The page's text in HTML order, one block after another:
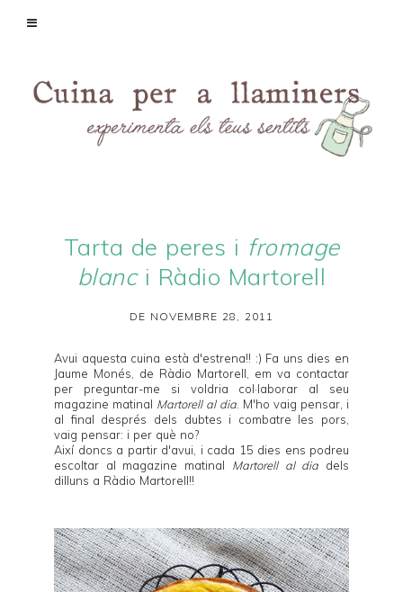
Tarta de peres i fromage
blanci Ràdio Martorell
DE NOVEMBRE 28, 2011
Avui aquesta cuina està d'estrena!! :) Fa uns dies en
Jaume Monés, de Ràdio Martorell, em va contactar
per preguntar-me si voldria col·laborar al seu
magazine matinal Martorell al dia . M'ho vaig pensar, i
al final després dels dubtes i combatre les pors,
vaig pensar: i per què no?
Així doncs a partir d'avui, i cada 15 dies ens podreu
escoltar al magazine matinal Martorell al dia dels
dilluns a Ràdio Martorell!!